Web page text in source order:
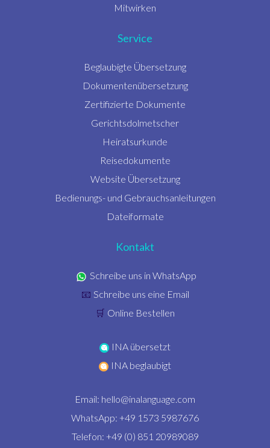
Mitwirken
Service
Beglaubigte Übersetzung
Dokumentenübersetzung
Zertifizierte Dokumente
Gerichtsdolmetscher
Heiratsurkunde
Reisedokumente
Website Übersetzung
Bedienungs- und Gebrauchsanleitungen
Dateiformate
Kontakt
Schreibe uns in WhatsApp
📧 Schreibe uns eine Email
🛒 Online Bestellen
INA übersetzt
INA beglaubigt
Email: hello@inalanguage.com
WhatsApp: +49 1573 5987676
Telefon: +49 (0) 851 20989089